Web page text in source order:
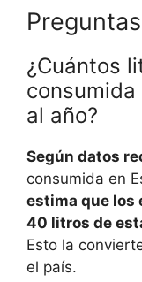
¿Cuántos
al año?
Según datos
consumida en
estima que los
40 litros de
Esto la
el país.